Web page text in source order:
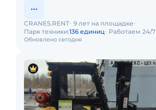
Обновлено сегодня
CRANES.RENT 9 лет на площадке
Парк техники:136 единиц Работаем 24/7